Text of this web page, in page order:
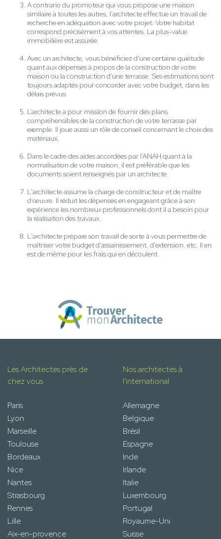
A contrario du promoteur qui vous propose une maison
similaire à toutes les autres, l’architecte effectue un travail de
recherche en adéquation avec votre projet. Votre habitat
correspond précisément à vos attentes. La plus-value
immobilière est assurée.
Avec un architecte, vous bénéficiez d'une certaine quiétude
quant aux dépenses à propos de la construction de votre
maison ou la construction d'une terrasse. Ses estimations sont
toujours adaptés pour concorder avec votre budget, dans les
délais prévus.
L’architecte a pour mission de fournir des plans
compréhensibles de la construction de votre terrasse par
exemple. Il joue aussi un rôle de conseil concernant le choix des
matériaux.
Dans le cadre des aides accordées par l’ANAH quant à la
normalisation de votre maison, il est préférable que les
documents soient renseignés par un architecte.
L'architecte assume la charge de constructeur et de maître
d’œuvre. Il réduit les dépenses en engageant grâce à son
expérience les nombreux professionnels dont il a besoin pour
la réalisation des travaux.
L'architecte prépare son travail de sorte à vous permettre de
maîtriser votre budget d'assainissement, d'extension, etc. Il en
est de même pour les frais qui en découlent.
Les Architectes près de
chez vous
Paris
Lyon
Marseille
Toulouse
Bordeaux
Nice
Nantes
Strasbourg
Rennes
Lille
Aix-en-provence
Nos architectes à
l'international
Allemagne
Belgique
Brésil
Espagne
Inde
Irlande
Italie
Luxembourg
Portugal
Royaume-Uni
Suisse